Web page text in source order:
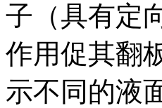
子（具有定
作用促其翻
示不同的液